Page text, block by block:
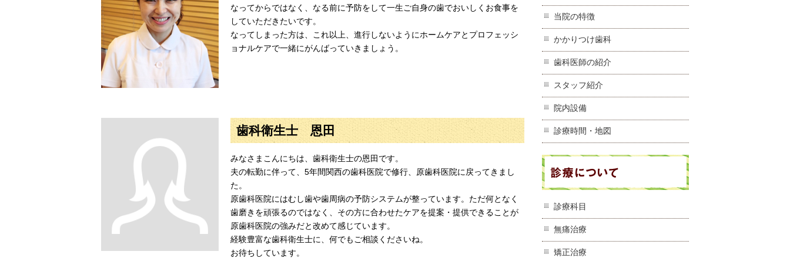
なってからではなく、なる前に予防をして一生ご自身の歯でおいしくお食事を
していただきたいです。
なってしまった方は、これ以上、進行しないようにホームケアとプロフェッシ
ョナルケアで一緒にがんばっていきましょう。
歯科衛生士 恩田
みなさまこんにちは、歯科衛生士の恩田です。
夫の転勤に伴って、5年間関西の歯科医院で修行、原歯科医院に戻ってきまし
た。
原歯科医院にはむし歯や歯周病の予防システムが整っています。ただ何となく
歯磨きを頑張るのではなく、その方に合わせたケアを提案・提供できることが
原歯科医院の強みだと改めて感じています。
経験豊富な歯科衛生士に、何でもご相談くださいね。
お待ちしています。
当院の特徴
かかりつけ歯科
歯科医師の紹介
スタッフ紹介
院内設備
診療時間・地図
診療科目
無痛治療
矯正治療